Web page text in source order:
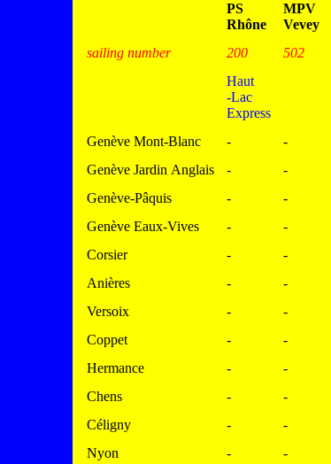
PS
Rhône
MPV
Vevey
sailing number
200 502
Haut
-Lac
Express
Genève Mont-Blanc - -
Genève Jardin Anglais
- -
Genève-Pâquis
- -
Genève Eaux-Vives
- -
Corsier
- -
Anières
- -
Versoix
- -
Coppet
- -
Hermance
- -
Chens
- -
Céligny
- -
Nyon
- -